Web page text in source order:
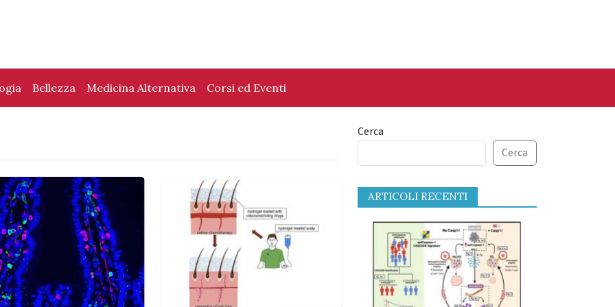
Bellezza Medicina Alternativa Corsi ed Eventi
Cerca
Cerca
ARTICOLI RECENTI